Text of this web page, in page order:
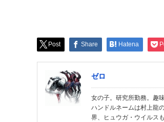
Post Share Hatena
ゼロ
女の子。研究所勤務。趣
ハンドルネームは村上龍
界、ヒュウガ・ウイルス